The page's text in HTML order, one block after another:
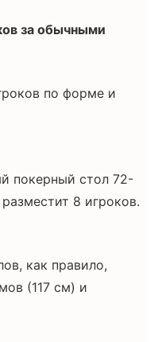
за обычными
по форме и
покерный стол 72-
8 игроков.
как правило,
(117 см) и